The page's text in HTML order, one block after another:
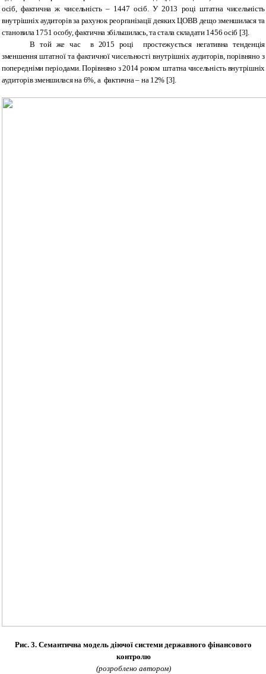
осіб, фактична ж чисельність – 1447 осіб. У 2013 році штатна чисельність
внутрішніх аудиторів за рахунок реорганізації деяких ЦОВВ дещо зменшилася та
становила 1751 особу, фактична збільшилась, та стала складати 1456 осіб [3].
В той же час в 2015 році простежується негативна тенденція
зменшення штатної та фактичної чисельності внутрішніх аудиторів, порівняно з
попередніми періодами. Порівняно з 2014 роком штатна чисельність внутрішніх
аудиторів зменшилася на 6%, а фактична – на 12% [3].
Рис. 3. Семантична модель діючої системи державного фінансового
контролю
(розроблено автором)